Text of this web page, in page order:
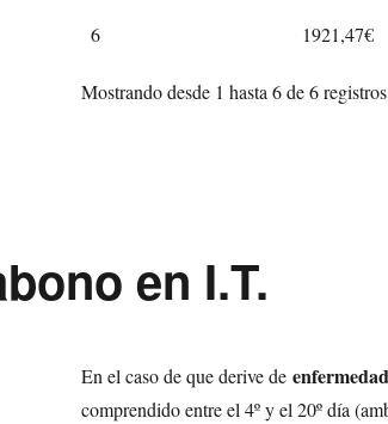
6 1921,47€
Mostrando desde 1 hasta 6 de 6 registros
en I.T.
En el caso de que derive de
comprendido entre el 4º y el 20º día